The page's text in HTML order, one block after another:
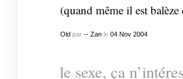
(quand même il est balèze
Oldpar -- Zanle 04 Nov 2004
le sexe, ça